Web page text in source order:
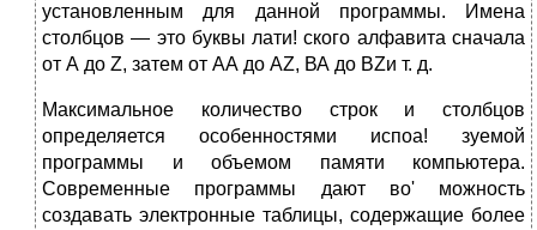
установленным для данной программы. Имена
столбцов — это буквы лати! ского алфавита сначала
от А до Z, затем от АА до AZ, ВА до BZи т. д.
Максимальное количество строк и столбцов
определяется особенностями испоа! зуемой
программы и объемом памяти компьютера.
Современные программы дают во' можность
создавать электронные таблицы, содержащие более